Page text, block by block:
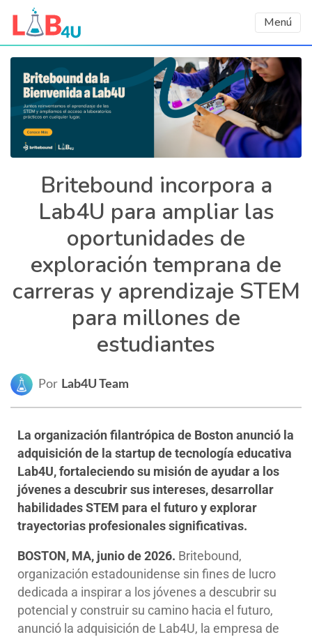
Menú
Britebound incorpora a
Lab4U para ampliar las
oportunidades de
exploración temprana de
carreras y aprendizaje STEM
para millones de
estudiantes
Por Lab4U Team
La organización filantrópica de Boston anunció la
adquisición de la startup de tecnología educativa
Lab4U, fortaleciendo su misión de ayudar a los
jóvenes a descubrir sus intereses, desarrollar
habilidades STEM para el futuro y explorar
trayectorias profesionales significativas.
BOSTON, MA, junio de 2026. Britebound,
organización estadounidense sin fines de lucro
dedicada a inspirar a los jóvenes a descubrir su
potencial y construir su camino hacia el futuro,
anunció la adquisición de Lab4U, la empresa de